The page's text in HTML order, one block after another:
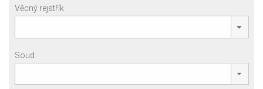
Věcný rejstřík
Soud